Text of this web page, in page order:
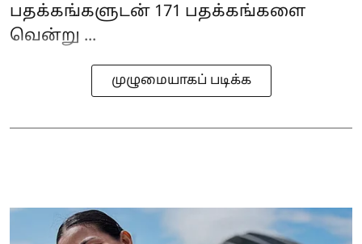
பதக்கங்களுடன் 171 பதக்கங்களை
வென்று ...
முழுமையாகப் படிக்க